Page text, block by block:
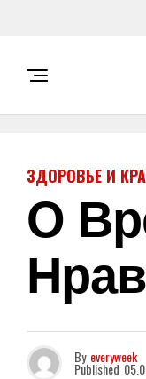
ЗДОРОВЬЕ И
О
By everyweek
Published